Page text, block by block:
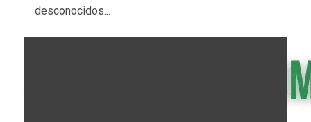
desconocidos...